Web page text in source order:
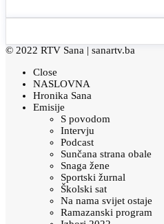
© 2022 RTV Sana | sanartv.ba
Close
NASLOVNA
Hronika Sana
Emisije
S povodom
Intervju
Podcast
Sunčana strana obale
Snaga žene
Sportski žurnal
Školski sat
Na nama svijet ostaje
Ramazanski program